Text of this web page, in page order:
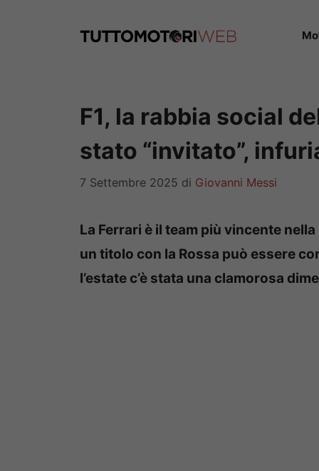
F1, la rabbia social
stato “invitato”,
7 Settembre 2025 di Giovanni Messi
La Ferrari è il team più vincente
un titolo con la Rossa può essere
l’estate c’è stata una clamorosa